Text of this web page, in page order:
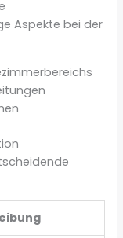
Aspekte bei der